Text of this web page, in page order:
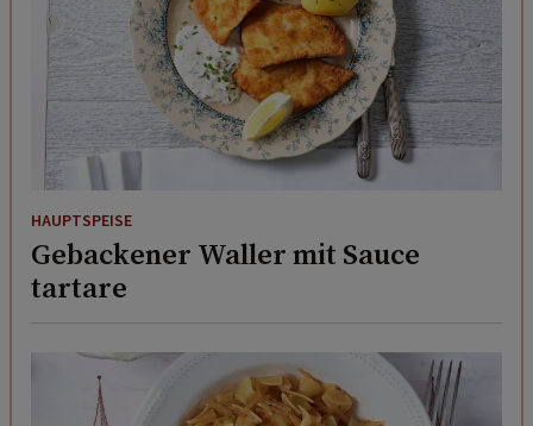
HAUPTSPEISE
Gebackener Waller mit Sauce
tartare